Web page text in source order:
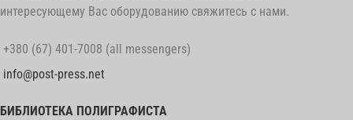
интересующему Вас оборудованию свяжитесь с нами.
+380 (67) 401-7008 (all messengers)
info@post-press.net
БИБЛИОТЕКА ПОЛИГРАФИСТА